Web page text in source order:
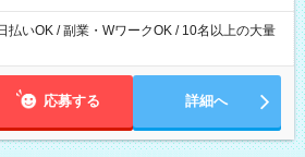
払いOK / 副業・WワークOK / 10名以上の大量
応募する 詳細へ